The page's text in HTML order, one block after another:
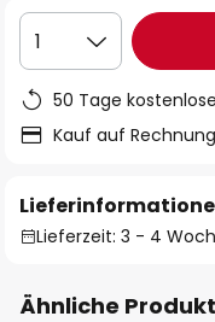
1
50 Tage
Kauf auf Rechnung
Lieferzeit: 3 - 4
Ähnliche